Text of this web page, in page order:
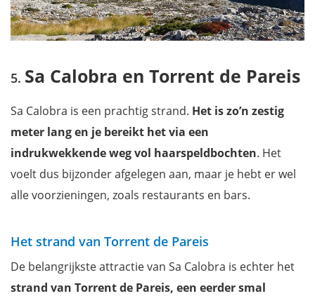
Sa Calobra en Torrent de Pareis
Sa Calobra is een prachtig strand. Het is zo’n zestig
meter lang en je bereikt het via een
indrukwekkende weg vol haarspeldbochten. Het
voelt dus bijzonder afgelegen aan, maar je hebt er wel
alle voorzieningen, zoals restaurants en bars.
Het strand van Torrent de Pareis
De belangrijkste attractie van Sa Calobra is echter het
strand van Torrent de Pareis, een eerder smal